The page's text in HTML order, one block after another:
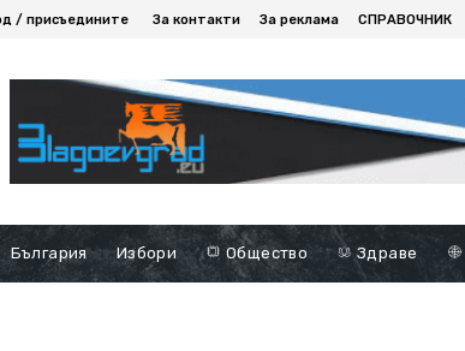
/ присъедините За контакти За реклама СПРАВОЧНИК
България Избори Общество Здраве